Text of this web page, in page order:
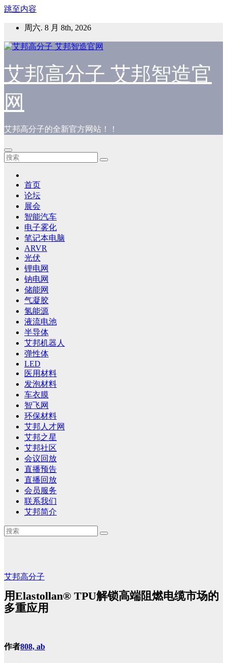
跳至内容
周六. 8 月 8th, 2026
艾邦高分子 艾邦智造官
网
艾邦高分子的全新官方网站！！
首页
论坛
展会
智能汽车
电子雾化
笔记本电脑
ARVR
光伏
锂电网
钠电网
储能网
气凝胶
氢能源
液流电池
半导体
艾邦机器人
弹性体
LED
医用材料
发泡材料
车衣膜
智飞网
环保材料
艾邦人才网
艾邦之星
艾邦社区
会议回放
直播预告
直播回放
会员服务
联系我们
艾邦简介
艾邦高分子
用Elastollan® TPU解锁高端阻燃电缆市场的
多重应用
作者808, ab